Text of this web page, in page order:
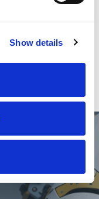
Show details